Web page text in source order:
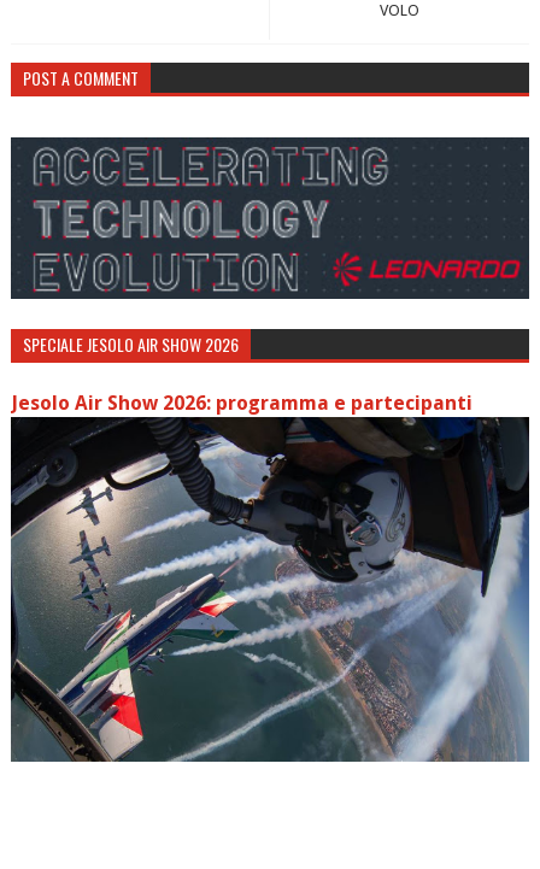
VOLO
POST A COMMENT
SPECIALE JESOLO AIR SHOW 2026
Jesolo Air Show 2026: programma e partecipanti